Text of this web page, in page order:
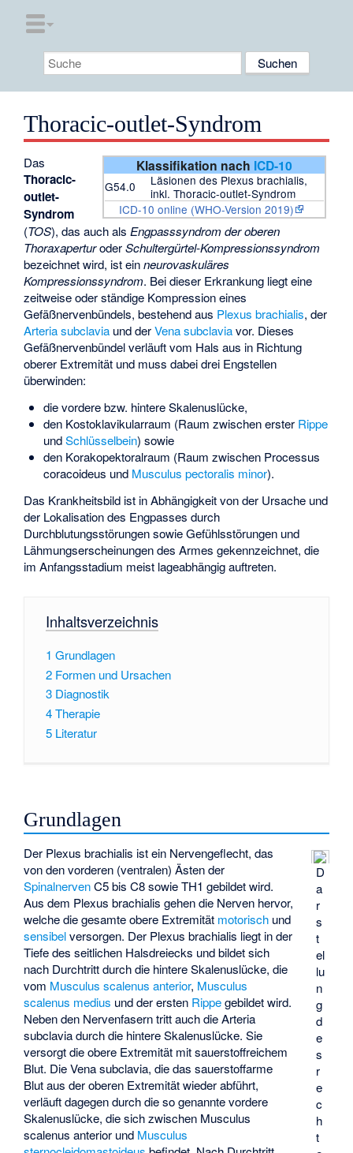
Thoracic-outlet-Syndrom
Klassifikation nach ICD-10
G54.0
Läsionen des Plexus brachialis,
inkl. Thoracic-outlet-Syndrom
ICD-10 online (WHO-Version 2019)
Das
Thoracic-
outlet-
Syndrom
(TOS), das auch alsEngpasssyndrom der oberen
ThoraxaperturoderSchultergürtel-Kompressionssyndrom
bezeichnet wird, ist einneurovaskuläres
Kompressionssyndrom. Bei dieser Erkrankung liegt eine
zeitweise oder ständige Kompression eines
Gefäßnervenbündels, bestehend aus Plexus brachialis, der
Arteria subclavia und derVena subclaviavor. Dieses
Gefäßnervenbündel verläuft vom Hals aus in Richtung
oberer Extremität und muss dabei drei Engstellen
überwinden:
die vordere bzw. hintereSkalenuslücke,
den Kostoklavikularraum (Raum zwischen erster Rippe
undSchlüsselbein) sowie
den Korakopektoralraum (Raum zwischen Processus
coracoideus und Musculus pectoralis minor).
Das Krankheitsbild ist in Abhängigkeit von der Ursache und
der Lokalisation des Engpasses durch
Durchblutungsstörungen sowie Gefühlsstörungen und
Lähmungserscheinungen des Armes gekennzeichnet, die
im Anfangsstadium meist lageabhängig auftreten.
Inhaltsverzeichnis
1 Grundlagen
2 Formen und Ursachen
3 Diagnostik
4Therapie
5 Literatur
Grundlagen
D
a
r
s
t
el
lu
n
g
d
e
s
r
e
c
h
t
Der Plexus brachialis ist ein Nervengeflecht, das
von den vorderen (ventralen) Ästen der
SpinalnervenC5 bis C8 sowie TH1 gebildet wird.
Aus dem Plexus brachialis gehen die Nerven hervor,
welche die gesamte obere Extremität motorisch und
sensibelversorgen. Der Plexus brachialis liegt in der
Tiefe desseitlichen Halsdreiecks und bildet sich
nach Durchtritt durch die hintere Skalenuslücke, die
vom Musculus scalenus anterior, Musculus
scalenus medius und der ersten Rippegebildet wird.
Neben den Nervenfasern tritt auch die Arteria
subclavia durch die hintere Skalenuslücke. Sie
versorgt die obere Extremität mit sauerstoffreichem
Blut. Die Vena subclavia, die das sauerstoffarme
Blut aus der oberen Extremität wieder abführt,
verläuft dagegen durch die so genannte vordere
Skalenuslücke, die sich zwischen Musculus
scalenus anterior und Musculus